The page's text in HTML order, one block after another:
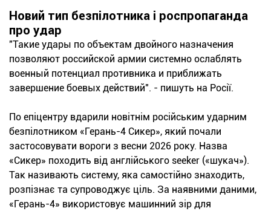
Новий тип безпілотника і роспропаганда
про удар
"Такие удары по объектам двойного назначения
позволяют российской армии системно ослаблять
военный потенциал противника и приближать
завершение боевых действий". - пишуть на Росії.
По епіцентру вдарили новітнім російським ударним
безпілотником «Герань-4 Сикер», який почали
застосовувати вороги з весни 2026 року. Назва
«Сикер» походить від англійського seeker («шукач»).
Так називають систему, яка самостійно знаходить,
розпізнає та супроводжує ціль. За наявними даними,
«Герань-4» використовує машинний зір для